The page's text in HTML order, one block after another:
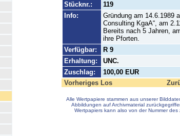
Stücknr.:
119
Info:
Gründung am 14.6.1989
Consulting KgaA“, am
Bereits nach 5 Jahren,
ihre Pforten.
Verfügbar:
R 9
Erhaltung:
UNC.
Zuschlag:
100,00 EUR
Vorheriges Los
Alle Wertpapiere stammen aus unserer
Abbildungen auf Archivmaterial
Wertpapiers kann also von der Nummer